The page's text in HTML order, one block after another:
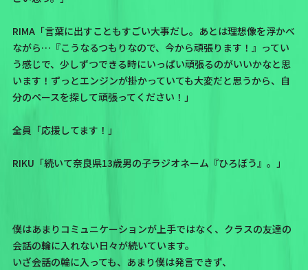
RIMA「言葉に出すこともすごい大事だし。あとは理想像を浮かべ
ながら…『こうなるつもりなので、今から頑張ります！』ってい
う感じで、少しずつできる時にいっぱい頑張るのがいいかなと思
います！ずっとエンジンが掛かっていても大変だと思うから、自
分のペースを探して頑張ってください！」
全員「応援してます！」
RIKU「続いて奈良県13歳男の子ラジオネーム『ひろぼう』。」
僕はあまりコミュニケーションが上手ではなく、クラスの友達の
会話の輪に入れない日々が続いています。
いざ会話の輪に入っても、あまり僕は発言できず、